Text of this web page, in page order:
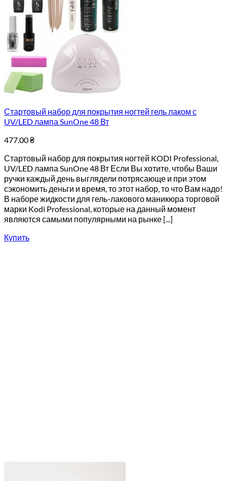
Стартовый набор для покрытия ногтей гель лаком с
UV/LED лампа SunOne 48 Вт
477.00₴
Стартовый набор для покрытия ногтей KODI Professional,
UV/LED лампа SunOne 48 Вт Если Вы хотите, чтобы Ваши
ручки каждый день выглядели потрясающе и при этом
сэкономить деньги и время, то этот набор, то что Вам надо!
В наборе жидкости для гель-лакового маникюра торговой
марки Kodi Professional, которые на данный момент
являются самыми популярными на рынке [...]
Купить